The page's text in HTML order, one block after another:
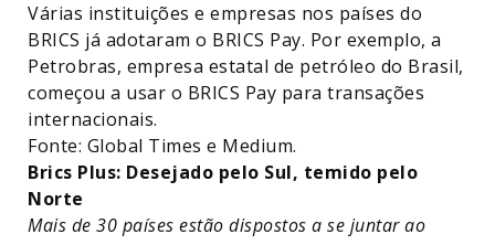
Várias instituições e empresas nos países do
BRICS já adotaram o BRICS Pay. Por exemplo, a
Petrobras, empresa estatal de petróleo do Brasil,
começou a usar o BRICS Pay para transações
internacionais.
Fonte: Global Times e Medium.
Brics Plus: Desejado pelo Sul, temido pelo
Norte
Mais de 30 países estão dispostos a se juntar ao